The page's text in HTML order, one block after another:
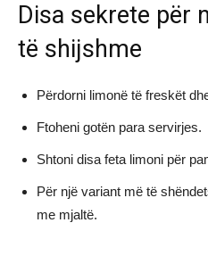
Disa sekrete për
të shijshme
Përdorni limonë të freskët
Ftoheni gotën para servirjes.
Shtoni disa feta limoni për
Për një variant më të
me mjaltë.